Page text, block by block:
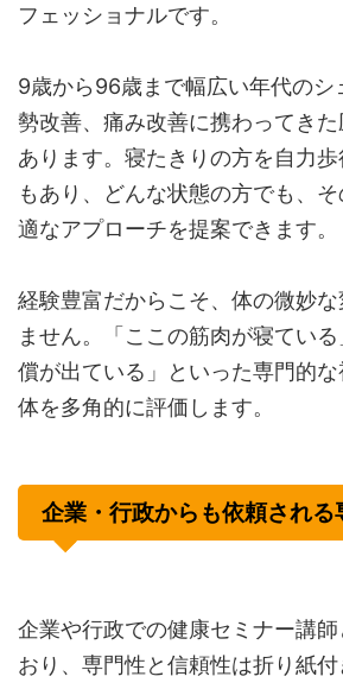
フェッショナルです。
9歳から96歳まで幅広い年代のシ
勢改善、痛み改善に携わってき
あります。寝たきりの方を自力
もあり、どんな状態の方でも、
適なアプローチを提案できます。
経験豊富だからこそ、体の微妙
ません。「ここの筋肉が寝てい
償が出ている」といった専門的
体を多角的に評価します。
企業・行政からも依頼される
企業や行政での健康セミナー講
おり、専門性と信頼性は折り紙付